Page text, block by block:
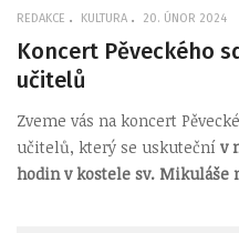
REDAKCE KULTURA 20. ÚNOR 2024
Koncert Pěveckého
učitelů
Zveme vás na koncert
učitelů, který se uskuteční v
hodin v kostele sv. Mikuláše